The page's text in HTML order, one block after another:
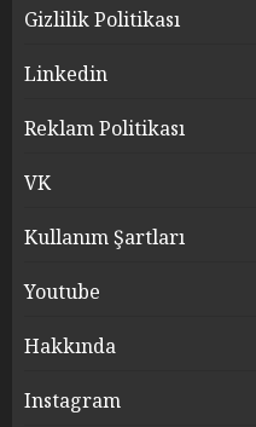
Gizlilik Politikası
Linkedin
Reklam Politikası
VK
Kullanım Şartları
Youtube
Hakkında
Instagram